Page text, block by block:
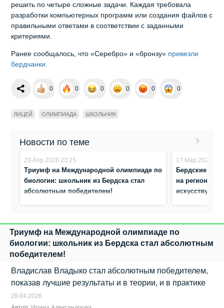
решить по четыре сложные задачи. Каждая требовала
разработки компьютерных программ или создания файлов с
правильными ответами в соответствии с заданными
критериями.
Ранее сообщалось, что «Серебро» и «бронзу» привезли
бердчанки.
0 0 0 0 0 0
ЛИЦЕЙ ОЛИМПИАДА ШКОЛЬНИК
Новости по теме
28.Апр.2026 23:25
Триумф на Международной олимпиаде по
биологии: школьник из Бердска стал
абсолютным победителем!
17.Мар.2026
Бердские
на
искусству
Триумф на Международной олимпиаде по
биологии: школьник из Бердска стал абсолютным
победителем!
Владислав Владыко стал абсолютным победителем,
показав лучшие результаты и в теории, и в практике
28.04.2026